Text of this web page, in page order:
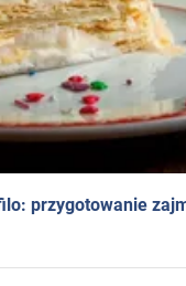
przygotowanie